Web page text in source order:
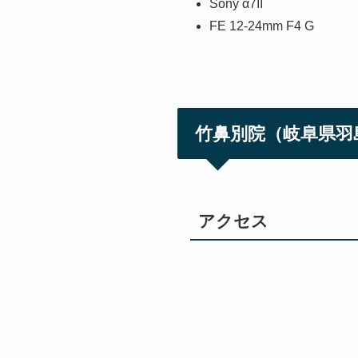
Sony α7II
FE 12-24mm F4 G
竹鼻別院（岐阜県
アクセス